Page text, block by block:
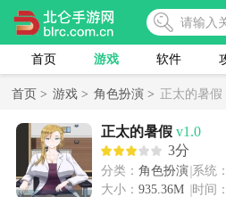
首页 游戏 软件
首页 > 游戏 > 角色扮演 > 正太的暑假
正太的暑假 v1.0
3分
分类： 角色扮演 系统：
大小： 935.36M 时间：